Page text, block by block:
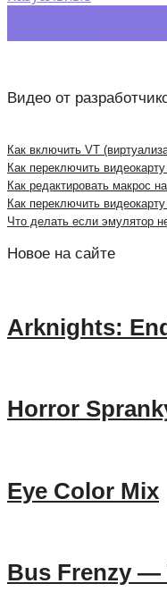
navigation
Видео от
Как включить VT
Как переключить
Как редактировать макрос
Как переключить
Что делать если эмулятор
Новое на сайте
Arknights:
Horror
Eye Color Mix
Bus Frenzy —